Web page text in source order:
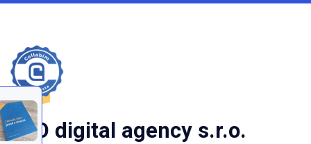
FEO digital agency s.r.o.